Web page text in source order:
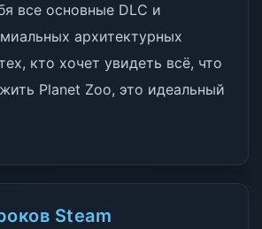
все основные DLC и
архитектурных
кто хочет увидеть всё, что
Planet Zoo, это идеальный
Steam